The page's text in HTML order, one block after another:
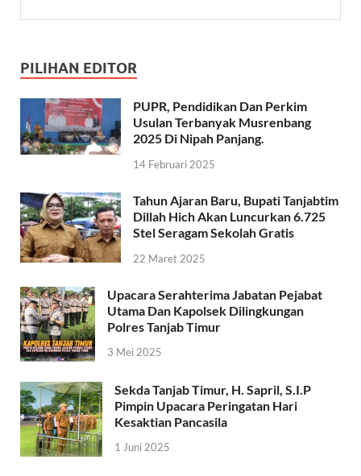
PILIHAN EDITOR
PUPR, Pendidikan Dan Perkim
Usulan Terbanyak Musrenbang
2025 Di Nipah Panjang.
14 Februari 2025
Tahun Ajaran Baru, Bupati Tanjabtim
Dillah Hich Akan Luncurkan 6.725
Stel Seragam Sekolah Gratis
22 Maret 2025
Upacara Serahterima Jabatan Pejabat
Utama Dan Kapolsek Dilingkungan
Polres Tanjab Timur
3 Mei 2025
Sekda Tanjab Timur, H. Sapril, S.I.P
Pimpin Upacara Peringatan Hari
Kesaktian Pancasila
1 Juni 2025